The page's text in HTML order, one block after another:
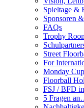
Spieltage &
Sponsoren
FAQs
Trophy
Street
For
Monday
Floorball
FSJ / BFD
5 Fragen